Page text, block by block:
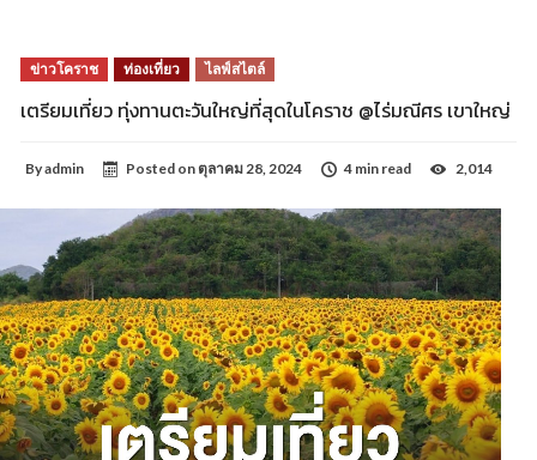
ข่าวโคราช ท่องเที่ยว ไลฟ์สไตล์
เตรียมเที่ยว ทุ่งทานตะวันใหญ่ที่สุดในโคราช @ไร่มณีศร เขาใหญ่
Byadmin Posted on ตุลาคม 28, 2024 4 min read 2,014